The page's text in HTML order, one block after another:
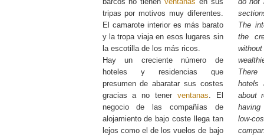
tripas por motivos muy diferentes.
El camarote interior es más barato
y la tropa viaja en esos lugares sin
la escotilla de los más ricos.
Hay un creciente número de
hoteles y residencias que
presumen de abaratar sus costes
gracias a no tener ventanas. El
negocio de las compañías de
alojamiento de bajo coste llega tan
lejos como el de los vuelos de bajo
The
the
hotels
about
low-